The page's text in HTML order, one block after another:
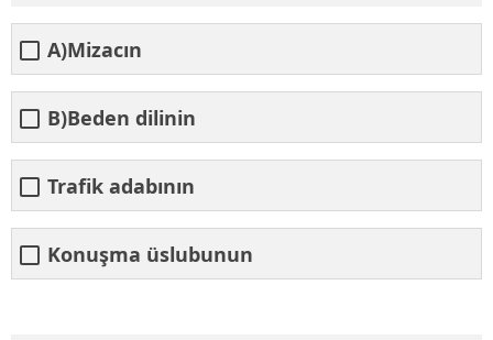
A)Mizacın
B)Beden dilinin
Trafik adabının
Konuşma üslubunun